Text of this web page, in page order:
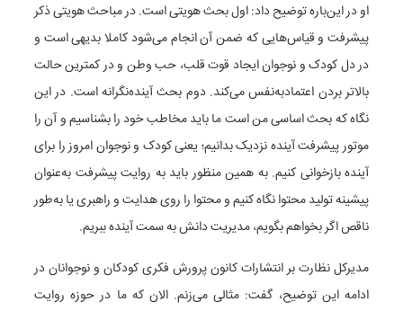
او در این‌باره توضیح داد: اول بحث هویتی است. در مباحث هویتی ذکر
پیشرفت و قیاس‌هایی که ضمن آن انجام می‌شود کاملا بدیهی است و
در دل کودک و نوجوان ایجاد قوت قلب، حب وطن و در کمترین حالت
بالاتر بردن اعتمادبه‌نفس می‌کند. دوم بحث آینده‌نگرانه است. در این
نگاه که بحث اساسی من است ما باید مخاطب خود را بشناسیم و آن را
موتور پیشرفت آینده نزدیک بدانیم؛ یعنی کودک و نوجوان امروز را برای
آینده بازخوانی کنیم. به همین منظور باید به روایت پیشرفت به‌عنوان
پیشینه تولید محتوا نگاه کنیم و محتوا را روی هدایت و راهبری یا به‌طور
ناقص اگر بخواهم بگویم، مدیریت دانش به سمت آینده ببریم.
مدیرکل نظارت بر انتشارات کانون پرورش فکری کودکان و نوجوانان در
ادامه این توضیح، گفت: مثالی می‌زنم. الان که ما در حوزه روایت